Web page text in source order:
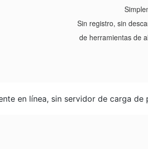
Sin registro, sin
de herramientas de
en línea, sin servidor de carga